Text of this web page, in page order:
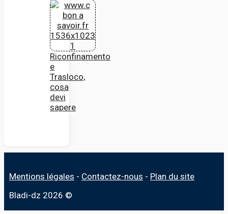
Riconfinamento
e
Trasloco,
cosa
devi
sapere
Mentions légales - Contactez-nous - Plan du site
Bladi-dz 2026 ©